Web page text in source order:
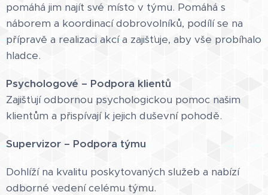
pomáhá jim najít své místo v týmu. Pomáhá s
náborem a koordinací dobrovolníků, podílí se na
přípravě a realizaci akcí a zajišťuje, aby vše probíhalo
hladce.
Psychologové – Podpora klientů
Zajišťují odbornou psychologickou pomoc našim
klientům a přispívají k jejich duševní pohodě.
Supervizor – Podpora týmu
Dohlíží na kvalitu poskytovaných služeb a nabízí
odborné vedení celému týmu.